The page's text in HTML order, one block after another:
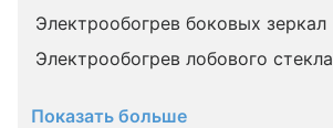
Электрообогрев боковых зеркал
Электрообогрев лобового стекла
Показать больше